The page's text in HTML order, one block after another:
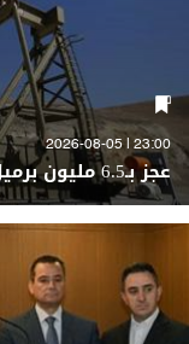
23:00 | 2026-08-05
عجز بـ6.5 مليون برميل.. الصراعات تهدد أسواق النفط